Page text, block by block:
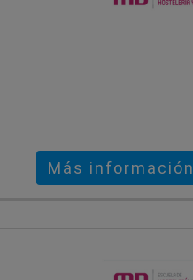
Más información